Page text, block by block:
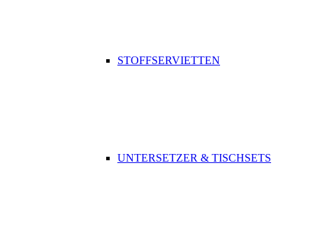
STOFFSERVIETTEN
UNTERSETZER & TISCHSETS